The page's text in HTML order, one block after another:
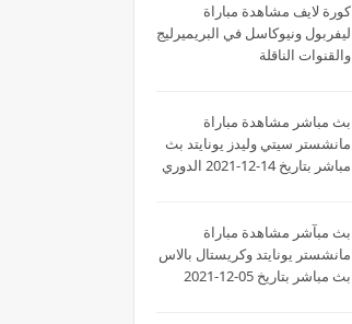
كورة لايف مشاهدة مباراة
ليفربول ونيوكاسل في البريميرليج
والقنوات الناقلة
بث مباشر مشاهدة مباراة
مانشستر سيتي وليدز يونايتد بث
مباشر بتاريخ 14-12-2021 الدوري
بث مبآشر مشاهدة مباراة
مانشستر يونايتد وكريستال بالاس
بث مباشر بتاريخ 05-12-2021